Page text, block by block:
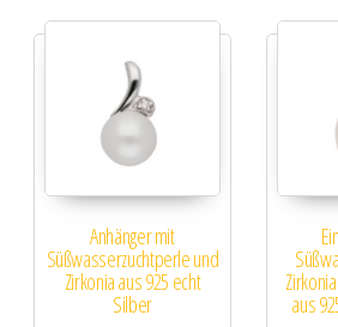
Anhänger mit
Süßwasserzuchtperle und
Zirkonia aus 925 echt
Silber aus